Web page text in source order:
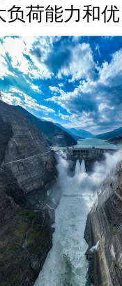
荷能力和